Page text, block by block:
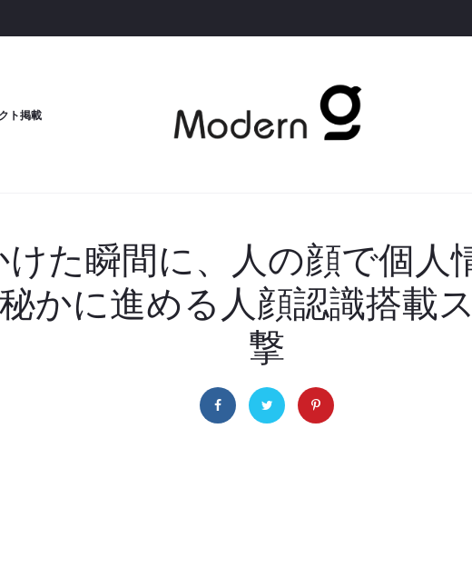
ト掲載
けた瞬間に、人の顔で個
かに進める人顔認識搭載
撃